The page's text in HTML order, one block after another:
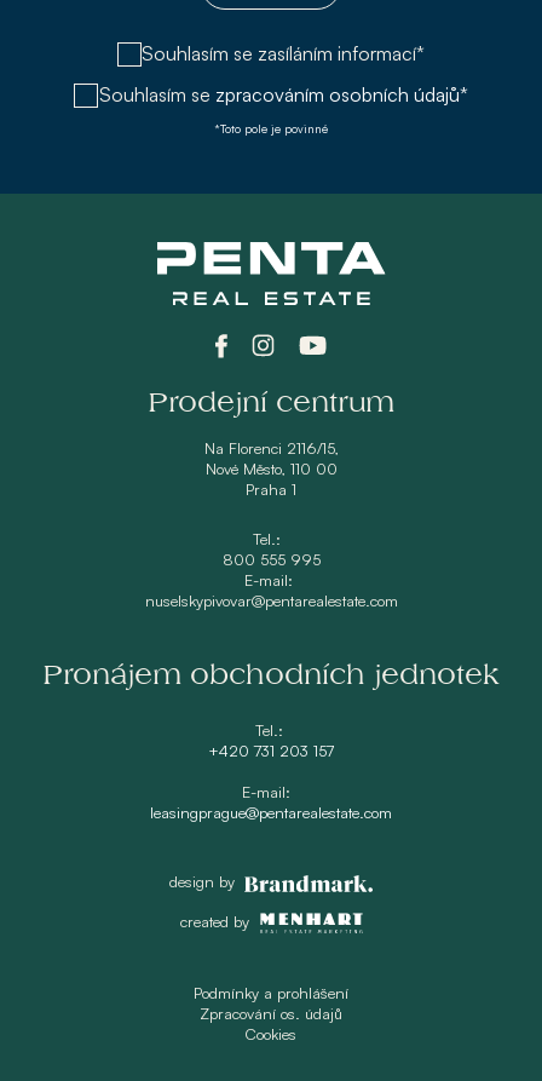
Souhlasím se zasíláním informací*
Souhlasím se zpracováním osobních údajů*
*Toto pole je povinné
Prodejní centrum
Na Florenci 2116/15,
Nové Město, 110 00
Praha 1
Tel.:
800 555 995
E-mail:
nuselskypivovar@pentarealestate.com
Pronájem obchodních jednotek
Tel.:
+420 731 203 157
E-mail:
leasingprague@pentarealestate.com
design by
created by
Podmínky a prohlášení
Zpracování os. údajů
Cookies